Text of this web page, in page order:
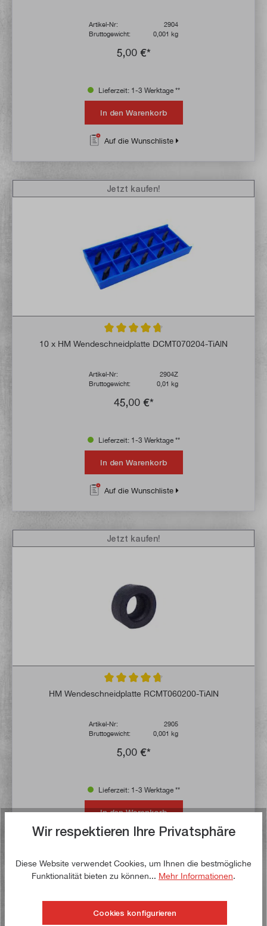
Artikel-Nr:
2904
Bruttogewicht:
0,001 kg
5,00 €*
Lieferzeit: 1-3 Werktage **
In den Warenkorb
Auf die Wunschliste
Durchschnittliche Bewertung von 4.8 von
10 x HM Wendeschneidplatte DCMT070204-TiAlN
Artikel-Nr:
2904Z
Bruttogewicht:
0,01 kg
45,00 €*
Jetzt kaufen!
Lieferzeit: 1-3 Werktage **
In den Warenkorb
Auf die Wunschliste
Durchschnittliche Bewertung von 4.7 von
HM Wendeschneidplatte RCMT060200-TiAlN
Artikel-Nr:
2905
Bruttogewicht:
0,001 kg
5,00 €*
Jetzt kaufen!
Lieferzeit: 1-3 Werktage **
In den Warenkorb
Wir respektieren Ihre Privatsphäre
Diese Website verwendet Cookies, um Ihnen die bestmögliche
Funktionalität bieten zu können... Mehr Informationen.
Cookies konfigurieren